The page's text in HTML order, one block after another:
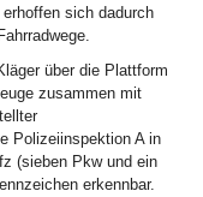
sich dadurch
über die Plattform
zusammen mit
Polizeiinspektion A in
(sieben Pkw und ein
erkennbar.